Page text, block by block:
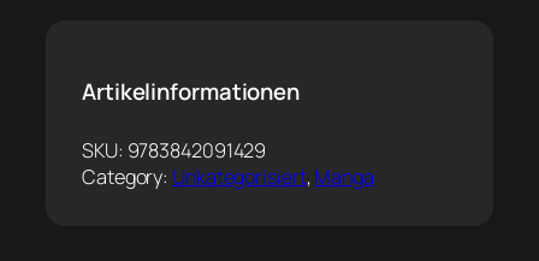
Artikelinformationen
SKU: 9783842091429
Category: Unkategorisiert, Manga